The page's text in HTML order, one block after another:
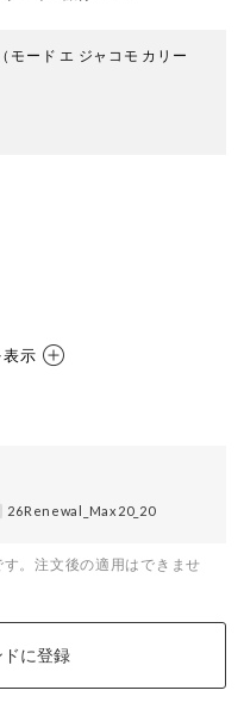
（モード エ ジャコモ カリー
示
26Renewal_Max20_20
。注文後の適用はできませ
に登録